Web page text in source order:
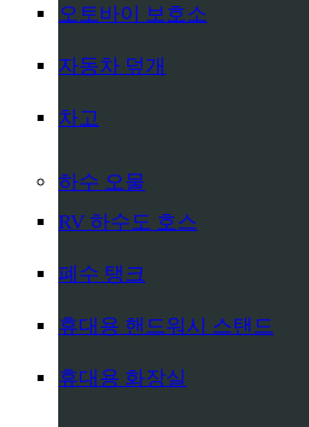
오토바이 보호소
자동차 덮개
차고
하수 오물
RV 하수도 호스
폐수 탱크
휴대용 핸드워시 스탠드
휴대용 화장실